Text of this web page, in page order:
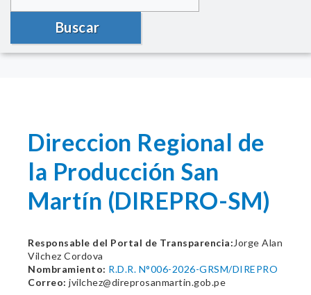
Buscar
Direccion Regional de
la Producción San
Martín (DIREPRO-SM)
Responsable del Portal de Transparencia: Jorge Alan
Vilchez Cordova
Nombramiento: R.D.R. N°006-2026-GRSM/DIREPRO
Correo: jvilchez@direprosanmartin.gob.pe